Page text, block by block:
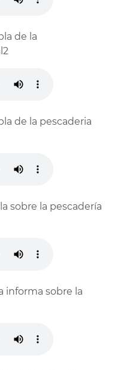
de la
de la pescaderia
sobre la pescadería
informa sobre la